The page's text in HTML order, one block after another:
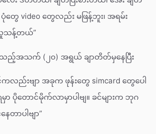
ေ video တွေလည်း မဖြန့်ဘူး၊ အရမ်း
သန့်တယ်”
သည့်အသက် (၂၀) အရွယ် ချာတိတ်မှနေပြီး
လည်းဗျာ အခုက ဖုန်းတွေ simcard တွေပေါ
ာ ပိုတောင်မိုက်လာမှာပါဗျ။ ခင်များက ဘုဂ
တာပါဗျာ”